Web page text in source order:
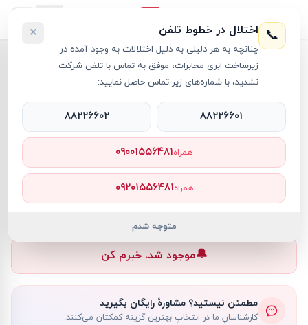
مک بوک ایر M1 ›
مک بوک ایر M1 RT14731
ناموجود
🔔موجود شد، خبرم کن
مطمئن نیستید؟ مشاورهٔ رایگان بگیرید
کارشناسانِ ما در انتخابِ بهترین گزینه کمکتان می‌کنند.
📞 اختلال در خطوط تلفن
چنانچه به هر دلیلی به دلیل اختلالات به وجود آمده در
زیرساخت ابری مخابرات، موفق به تماس با تلفن شرکت
نشدید، با شماره‌های زیر تماس حاصل نمایید:
×
۸۸۲۲۶۶۰۱ ۸۸۲۲۶۶۰۲
همراه۰۹۰۰۱۵۵۶۴۸۱
همراه۰۹۲۰۱۵۵۶۴۸۱
متوجه شدم